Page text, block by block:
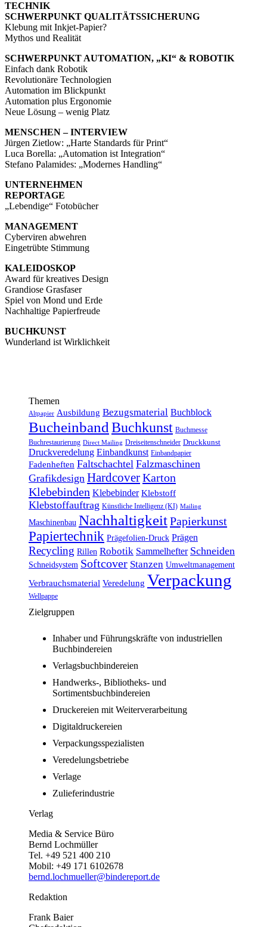
TECHNIK
SCHWERPUNKT QUALITÄTSSICHERUNG
Klebung mit Inkjet-Papier?
Mythos und Realität
SCHWERPUNKT AUTOMATION, „KI“ & ROBOTIK
Einfach dank Robotik
Revolutionäre Technologien
Automation im Blickpunkt
Automation plus Ergonomie
Neue Lösung – wenig Platz
MENSCHEN – INTERVIEW
Jürgen Zietlow: „Harte Standards für Print“
Luca Borella: „Automation ist Integration“
Stefano Palamides: „Modernes Handling“
UNTERNEHMEN
REPORTAGE
„Lebendige“ Fotobücher
MANAGEMENT
Cyberviren abwehren
Eingetrübte Stimmung
KALEIDOSKOP
Award für kreatives Design
Grandiose Grasfaser
Spiel von Mond und Erde
Nachhaltige Papierfreude
BUCHKUNST
Wunderland ist Wirklichkeit
Themen
Altpapier Ausbildung Bezugsmaterial Buchblock
BucheinbandBuchkunst Buchmesse
Buchrestaurierung Direct Mailing Dreiseitenschneider Druckkunst
Druckveredelung Einbandkunst Einbandpapier
Fadenheften Faltschachtel Falzmaschinen
Grafikdesign HardcoverKarton
Klebebinden Klebebinder Klebstoff
Klebstoffauftrag Künstliche Intelligenz (KI) Mailing
Maschinenbau NachhaltigkeitPapierkunst
Papiertechnik Prägefolien-Druck Prägen
Recycling Rillen Robotik Sammelhefter Schneiden
Schneidsystem Softcover Stanzen Umweltmanagement
Verbrauchsmaterial Veredelung Verpackung
Wellpappe
Zielgruppen
Inhaber und Führungskräfte von industriellen
Buchbindereien
Verlagsbuchbindereien
Handwerks-, Bibliotheks- und
Sortimentsbuchbindereien
Druckereien mit Weiterverarbeitung
Digitaldruckereien
Verpackungsspezialisten
Veredelungsbetriebe
Verlage
Zulieferindustrie
Verlag
Media & Service Büro
Bernd Lochmüller
Tel. +49 521 400 210
Mobil: +49 171 6102678
bernd.lochmueller@bindereport.de
Redaktion
Frank Baier